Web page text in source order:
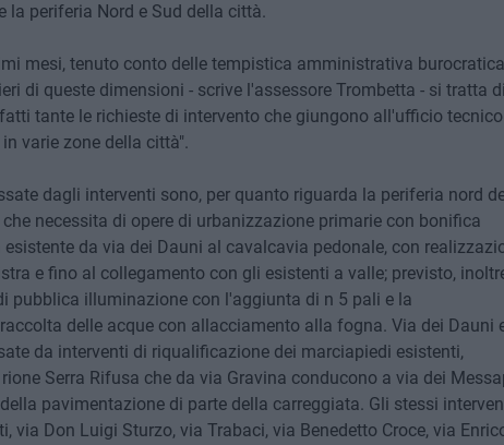
la periferia Nord e Sud della città.
mesi, tenuto conto delle tempistica amministrativa burocratica
di queste dimensioni - scrive l'assessore Trombetta - si tratta di
tante le richieste di intervento che giungono all'ufficio
varie zone della città".
dagli interventi sono, per quanto riguarda la periferia nord
necessita di opere di urbanizzazione primarie con bonifica
da via dei Dauni al cavalcavia pedonale, con
e fino al collegamento con gli esistenti a valle; previsto,
pubblica illuminazione con l'aggiunta di n 5 pali e la
delle acque con allacciamento alla fogna. Via dei Dauni
da interventi di riqualificazione dei marciapiedi esistenti,
Serra Rifusa che da via Gravina conducono a via dei
pavimentazione di parte della carreggiata. Gli stessi
via Don Luigi Sturzo, via Trabaci, via Benedetto Croce, via